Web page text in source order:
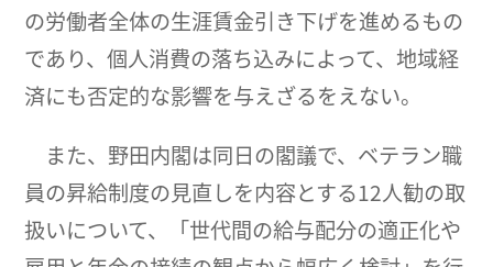
の労働者全体の生涯賃金引き下げを進めるもの
であり、個人消費の落ち込みによって、地域経
済にも否定的な影響を与えざるをえない。
また、野田内閣は同日の閣議で、ベテラン職
員の昇給制度の見直しを内容とする12人勧の取
扱いについて、「世代間の給与配分の適正化や